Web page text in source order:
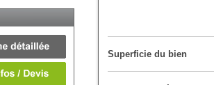
Superficie du bien